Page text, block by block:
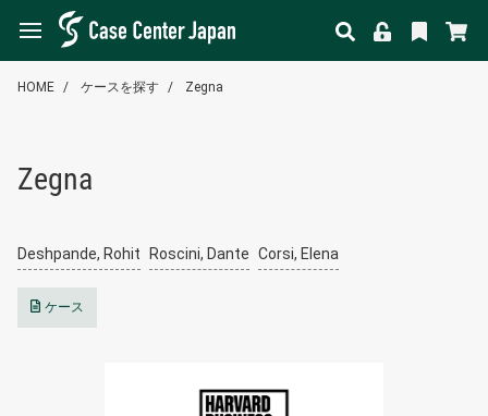
HOME ケースを探す Zegna
Zegna
Deshpande, Rohit Roscini, Dante Corsi, Elena
ケース